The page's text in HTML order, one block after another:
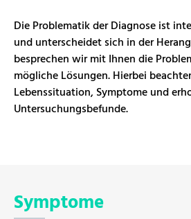
Die Problematik der Diagnose ist
und unterscheidet sich in der
besprechen wir mit Ihnen die
mögliche Lösungen. Hierbei
Lebenssituation, Symptome und
Untersuchungsbefunde.
Symptome